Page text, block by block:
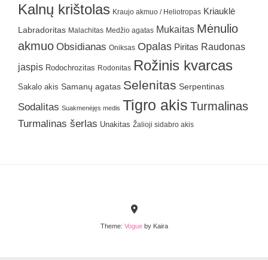
Kalnų krištolas Kraujo akmuo / Heliotropas Kriauklė
Labradoritas Malachitas Medžio agatas Mukaitas Mėnulio
akmuo Obsidianas Oniksas Opalas Piritas Raudonas
jaspis Rodochrozitas Rodonitas Rožinis kvarcas
Sakalo akis Samanų agatas Selenitas Serpentinas
Sodalitas Suakmenėjęs medis Tigro akis Turmalinas
Turmalinas šerlas Unakitas Žalioji sidabro akis
Theme: Vogueby Kaira